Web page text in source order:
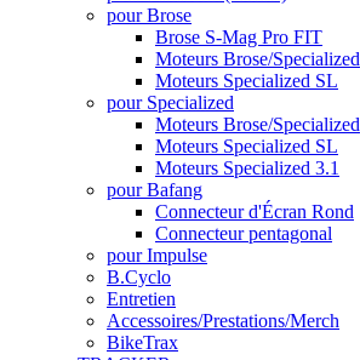
pour Brose
Brose S-Mag Pro FIT
Moteurs Brose/Specialized
Moteurs Specialized SL
pour Specialized
Moteurs Brose/Specialized
Moteurs Specialized SL
Moteurs Specialized 3.1
pour Bafang
Connecteur d'Écran Rond
Connecteur pentagonal
pour Impulse
B.Cyclo
Entretien
Accessoires/Prestations/Merch
BikeTrax